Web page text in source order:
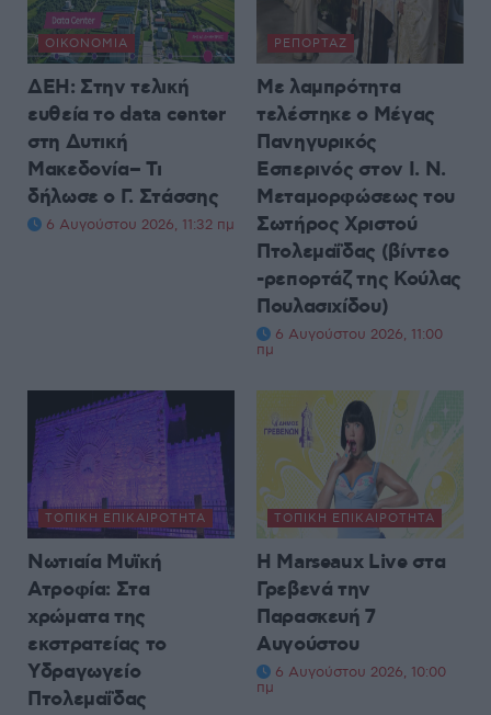
ΟΙΚΟΝΟΜΊΑ
ΔΕΗ: Στην τελική
ευθεία το data center
στη Δυτική
Μακεδονία– Τι
δήλωσε ο Γ. Στάσσης
6 Αυγούστου 2026, 11:32 πμ
ΡΕΠΟΡΤΆΖ
Με λαμπρότητα
τελέστηκε ο Μέγας
Πανηγυρικός
Εσπερινός στον Ι. Ν.
Μεταμορφώσεως του
Σωτήρος Χριστού
Πτολεμαΐδας (βίντεο
-ρεπορτάζ της Κούλας
Πουλασιχίδου)
6 Αυγούστου 2026, 11:00
πμ
ΤΟΠΙΚΉ ΕΠΙΚΑΙΡΌΤΗΤΑ
Νωτιαία Μυϊκή
Ατροφία: Στα
χρώματα της
εκστρατείας το
Υδραγωγείο
Πτολεμαΐδας
ΤΟΠΙΚΉ ΕΠΙΚΑΙΡΌΤΗΤΑ
H Marseaux Live στα
Γρεβενά την
Παρασκευή 7
Αυγούστου
6 Αυγούστου 2026, 10:00
πμ